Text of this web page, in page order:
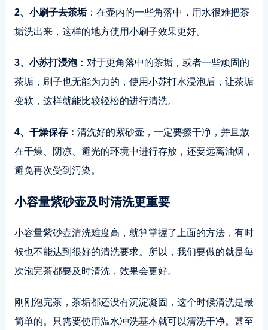
2、小刷子去茶垢：在壶内的一些角落中，用水很难把茶
垢洗出来，这样的地方使用小刷子效果更好。
3、小苏打浸泡：对于更角落中的茶垢，或者一些顽固的
茶垢，刷子也无能为力的，使用小苏打水浸泡后，让茶垢
变软，这样就能比较轻松的进行清洗。
4、干燥保存： 清洗好的紫砂壶，一定要擦干净，并且放
在干燥、阴凉、避光的环境中进行存放，还要远离油烟，
避免再次受到污染。
小容量紫砂壶及时清洗更重要
小容量紫砂壶清洗难度高，就算掌握了上面的方法，有时
候也不能达到很好的清洗要求。所以，我们要做的就是每
次泡完茶都要及时清洗，效果会更好。
刚刚泡完茶，茶垢都还没有沉淀凝固，这个时候清洗是最
简单的。只需要使用温水冲洗基本就可以清洗干净。甚至